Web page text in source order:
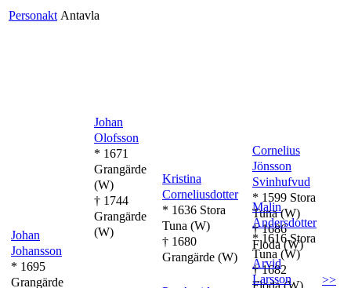
Personakt Antavla
Johan
Johansson
* 1695
Grangärde
Johan
Olofsson
* 1671
Grangärde
(W)
† 1744
Grangärde
(W)
Kristina
Corneliusdotter
* 1636 Stora
Tuna (W)
† 1680
Grangärde (W)
Cornelius
Jönsson
Svinhufvud
* 1599 Stora
Tuna (W)
† 1686
Floda (W)
Malin
Andersdotter
* 1616 Stora
Tuna (W)
† 1682
Floda (W)
Arvid
Larsson
>>